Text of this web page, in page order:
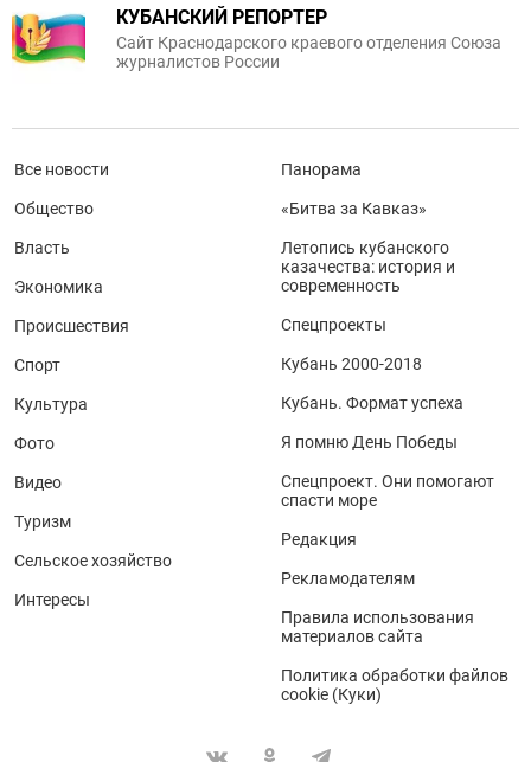
КУБАНСКИЙ РЕПОРТЕР
Сайт Краснодарского краевого отделения Союза
журналистов России
Все новости
Общество
Власть
Экономика
Происшествия
Спорт
Культура
Фото
Видео
Туризм
Сельское хозяйство
Интересы
Панорама
«Битва за Кавказ»
Летопись кубанского
казачества: история и
современность
Спецпроекты
Кубань 2000-2018
Кубань. Формат успеха
Я помню День Победы
Спецпроект. Они помогают
спасти море
Редакция
Рекламодателям
Правила использования
материалов сайта
Политика обработки файлов
cookie (Куки)